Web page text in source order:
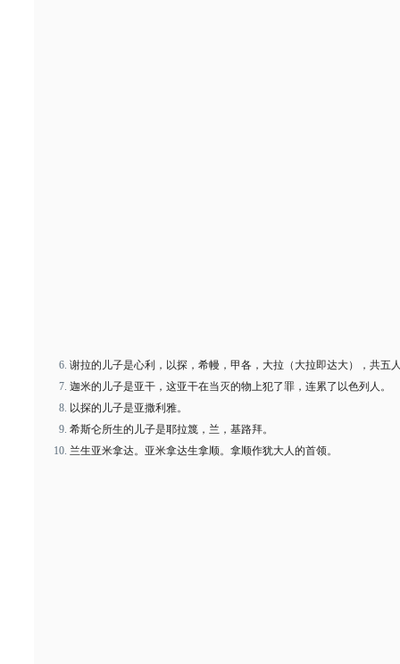
谢拉的儿子是心利，以探，希幔，甲各，大拉（大拉即达大），共五
迦米的儿子是亚干，这亚干在当灭的物上犯了罪，连累了以色列人。
以探的儿子是亚撒利雅。
希斯仑所生的儿子是耶拉篾，兰，基路拜。
兰生亚米拿达。亚米拿达生拿顺。拿顺作犹大人的首领。